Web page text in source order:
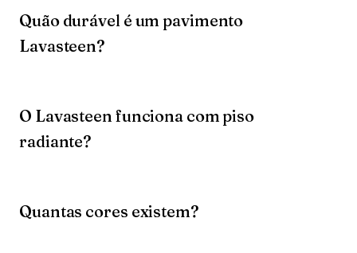
Quão durável é um pavimento
Lavasteen?
O Lavasteen funciona com piso
radiante?
Quantas cores existem?